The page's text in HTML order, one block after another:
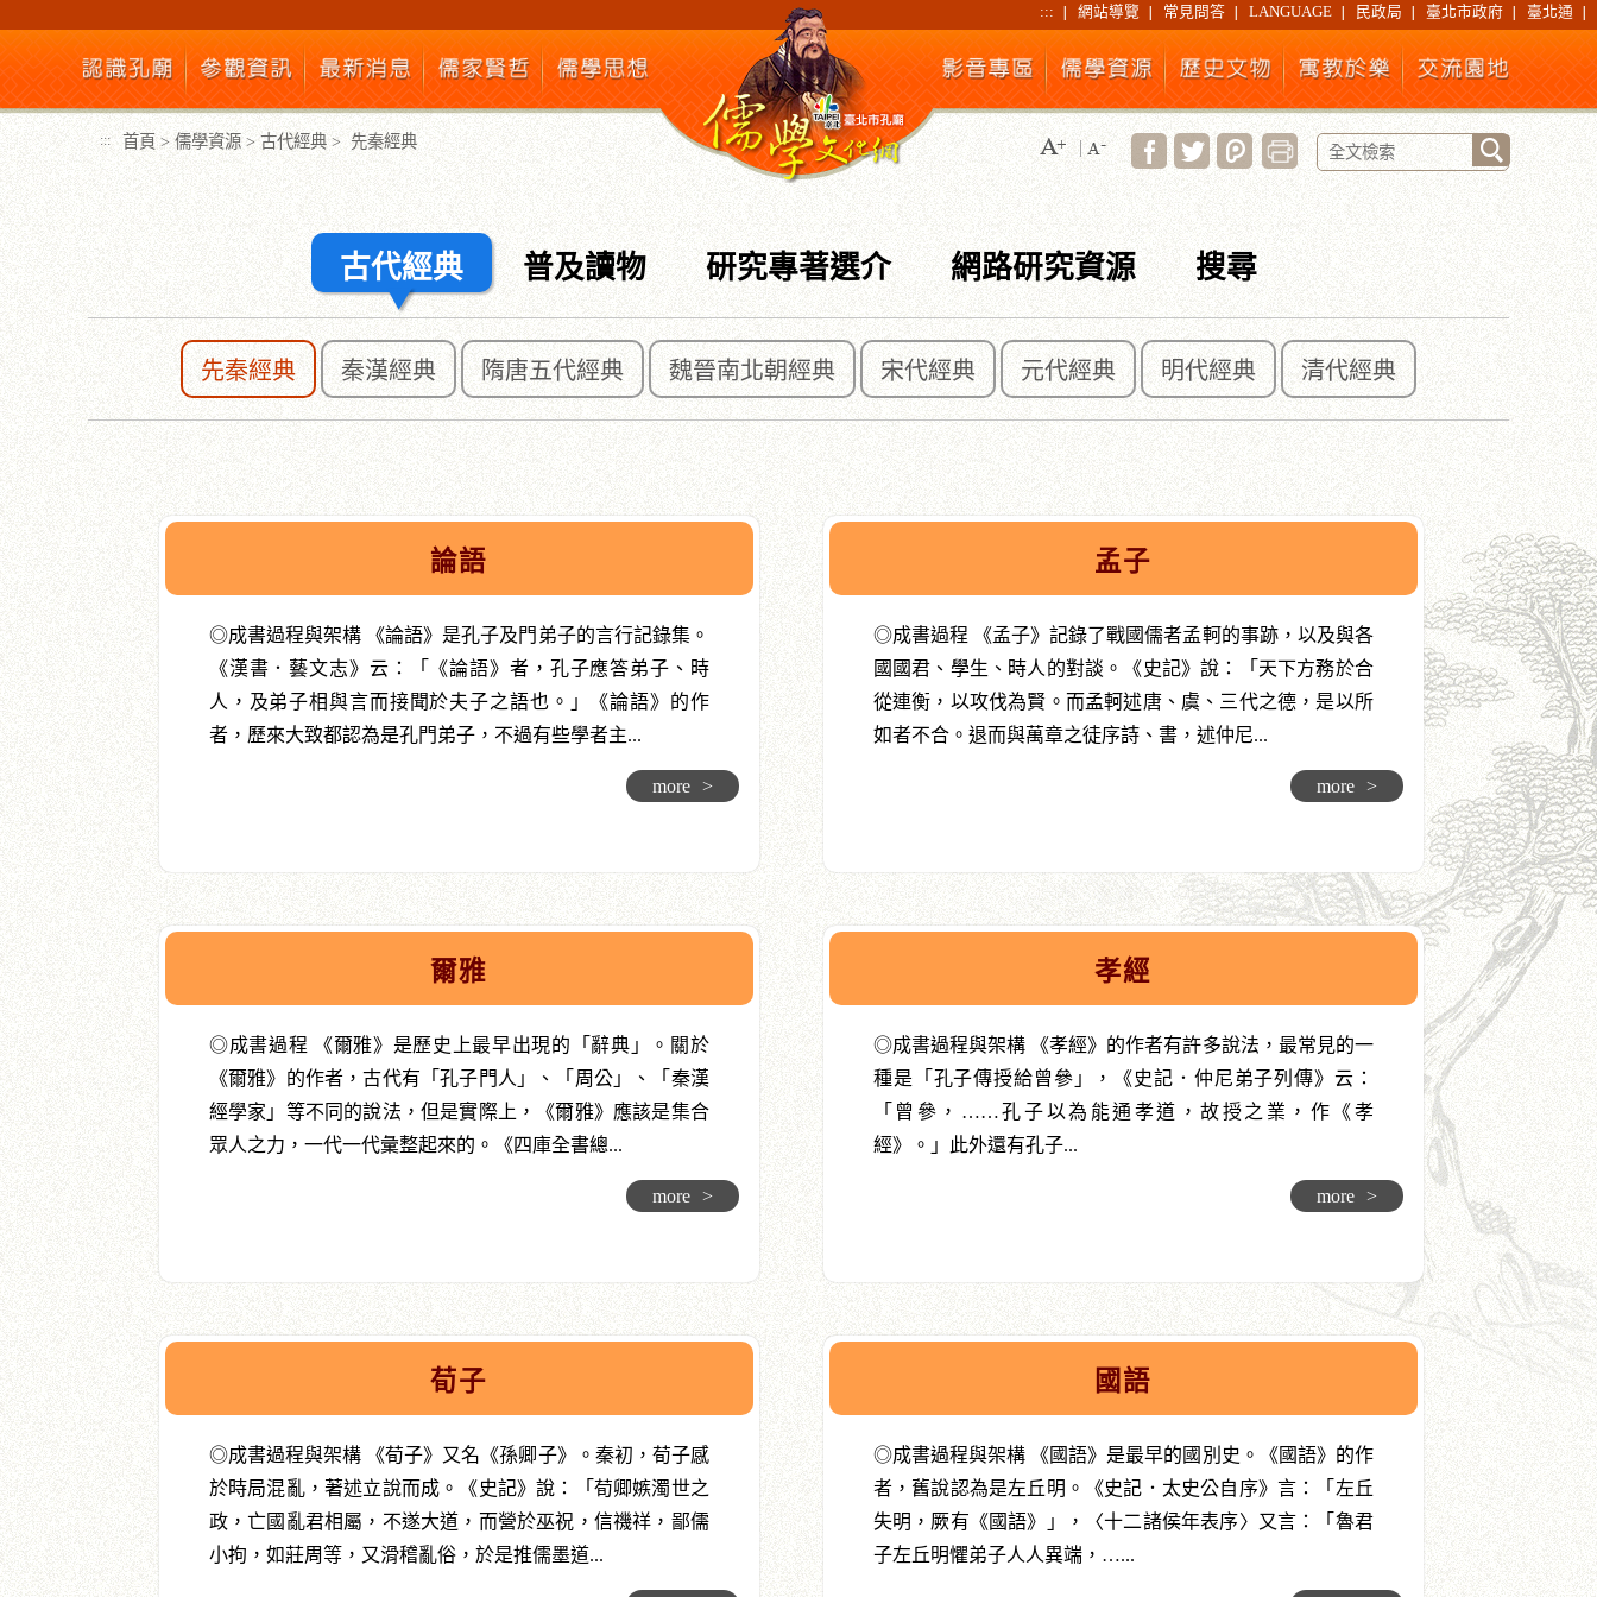
主
要
內
容
區
塊
::: 網站導覽 常見問答 LANGUAGE 民政局 臺北市政府 臺北通
::: 首頁 > 儒學資源 > 古代經典 > 先秦經典
古代經典 普及讀物 研究專著選介 網路研究資源 搜尋
先秦經典 秦漢經典 隋唐五代經典 魏晉南北朝經典 宋代經典 元代經典 明代經典 清代經典
:::
論語
◎成書過程與架構 《論語》是孔子及門弟子的言行記錄集。
《漢書．藝文志》云：「《論語》者，孔子應答弟子、時
人，及弟子相與言而接聞於夫子之語也。」《論語》的作
者，歷來大致都認為是孔門弟子，不過有些學者主...
more >
孟子
◎成書過程 《孟子》記錄了戰國儒者孟軻的事跡，以及與各
國國君、學生、時人的對談。《史記》說：「天下方務於合
從連衡，以攻伐為賢。而孟軻述唐、虞、三代之德，是以所
如者不合。退而與萬章之徒序詩、書，述仲尼...
more >
爾雅
◎成書過程 《爾雅》是歷史上最早出現的「辭典」。關於
《爾雅》的作者，古代有「孔子門人」、「周公」、「秦漢
經學家」等不同的說法，但是實際上，《爾雅》應該是集合
眾人之力，一代一代彙整起來的。《四庫全書總...
more >
孝經
◎成書過程與架構 《孝經》的作者有許多說法，最常見的一
種是「孔子傳授給曾參」，《史記．仲尼弟子列傳》云：
「曾參，……孔子以為能通孝道，故授之業，作《孝
經》。」此外還有孔子...
more >
荀子
◎成書過程與架構 《荀子》又名《孫卿子》。秦初，荀子感
於時局混亂，著述立說而成。《史記》說：「荀卿嫉濁世之
政，亡國亂君相屬，不遂大道，而營於巫祝，信禨祥，鄙儒
小拘，如莊周等，又滑稽亂俗，於是推儒墨道...
國語
◎成書過程與架構 《國語》是最早的國別史。《國語》的作
者，舊說認為是左丘明。《史記．太史公自序》言：「左丘
失明，厥有《國語》」，〈十二諸侯年表序〉又言：「魯君
子左丘明懼弟子人人異端，…...